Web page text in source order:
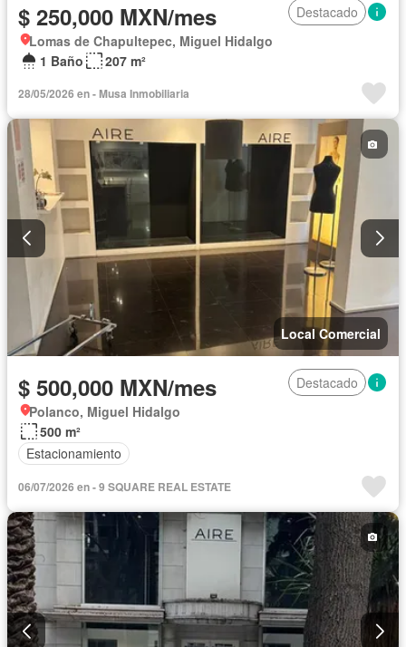
$ 250,000 MXN/mes
Destacado
Lomas de Chapultepec, Miguel Hidalgo
1 Baño
207 m²
28/05/2026 en - Musa Inmobiliaria
Local Comercial
$ 500,000 MXN/mes
Destacado
Polanco, Miguel Hidalgo
500 m²
Estacionamiento
06/07/2026 en - 9 SQUARE REAL ESTATE